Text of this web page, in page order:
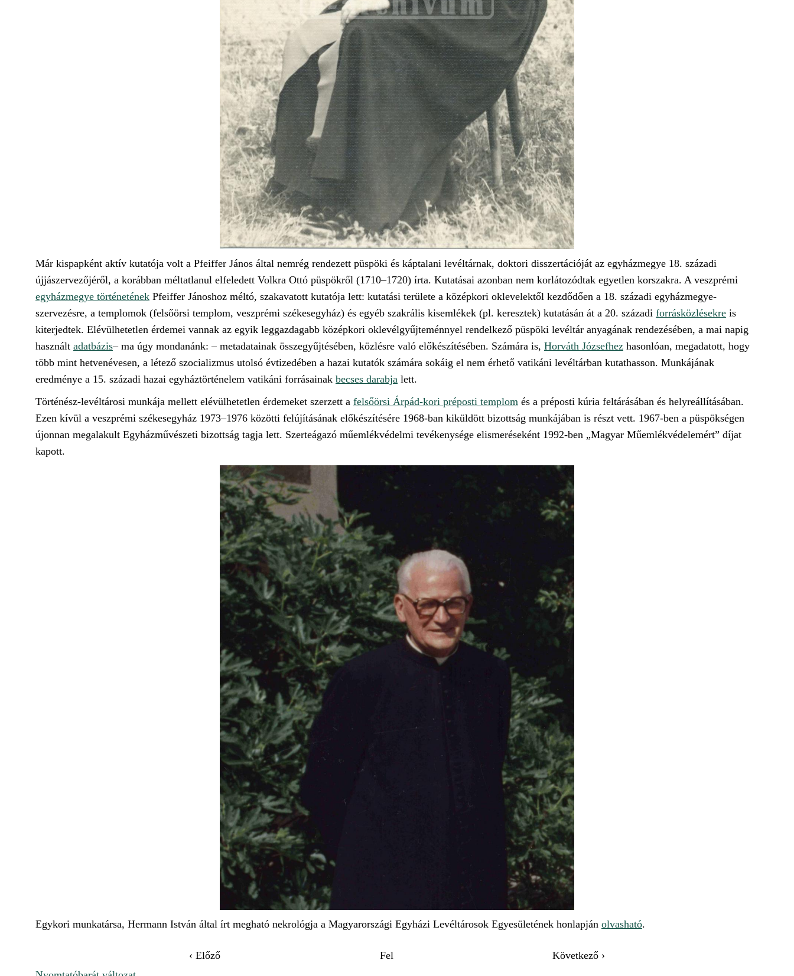
Már kispapként aktív kutatója volt a Pfeiffer János által nemrég rendezett püspöki és káptalani levéltárnak, doktori disszertációját az egyházmegye 18. századi
újjászervezőjéről, a korábban méltatlanul elfeledett Volkra Ottó püspökről (1710–1720) írta. Kutatásai azonban nem korlátozódtak egyetlen korszakra. A veszprémi
egyházmegye történetének Pfeiffer Jánoshoz méltó, szakavatott kutatója lett: kutatási területe a középkori oklevelektől kezdődően a 18. századi egyházmegye-
szervezésre, a templomok (felsőörsi templom, veszprémi székesegyház) és egyéb szakrális kisemlékek (pl. keresztek) kutatásán át a 20. századi forrásközlésekre is
kiterjedtek. Elévülhetetlen érdemei vannak az egyik leggazdagabb középkori oklevélgyűjteménnyel rendelkező püspöki levéltár anyagának rendezésében, a mai napig
használt adatbázis– ma úgy mondanánk: – metadatainak összegyűjtésében, közlésre való előkészítésében. Számára is, Horváth Józsefhez hasonlóan, megadatott, hogy
több mint hetvenévesen, a létező szocializmus utolsó évtizedében a hazai kutatók számára sokáig el nem érhető vatikáni levéltárban kutathasson. Munkájának
eredménye a 15. századi hazai egyháztörténelem vatikáni forrásainak becses darabja lett.
Történész-levéltárosi munkája mellett elévülhetetlen érdemeket szerzett a felsőörsi Árpád-kori préposti templom és a préposti kúria feltárásában és helyreállításában.
Ezen kívül a veszprémi székesegyház 1973–1976 közötti felújításának előkészítésére 1968-ban kiküldött bizottság munkájában is részt vett. 1967-ben a püspökségen
újonnan megalakult Egyházművészeti bizottság tagja lett. Szerteágazó műemlékvédelmi tevékenysége elismeréseként 1992-ben „Magyar Műemlékvédelemért” díjat
kapott.
Egykori munkatársa, Hermann István által írt megható nekrológja a Magyarországi Egyházi Levéltárosok Egyesületének honlapján olvasható.
‹ Előző Fel
Következő ›